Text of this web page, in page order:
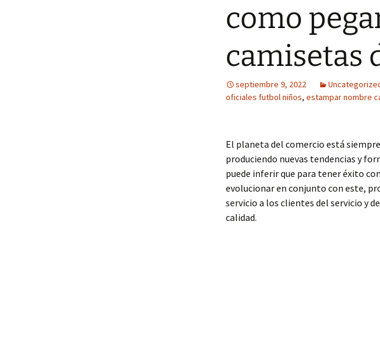
como
camisetas
septiembre 9, 2022
oficiales futbol niños, estampar nombre
El planeta del comercio está
produciendo nuevas tendencias y
puede inferir que para tener éxito
evolucionar en conjunto con este,
servicio a los clientes del servicio y
calidad.